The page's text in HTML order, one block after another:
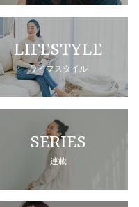
LIFESTYLE
ライフスタイル
SERIES
連載